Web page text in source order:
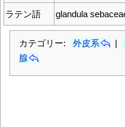
ラテン語 glandula
カテゴリー: 外皮系 |
腺